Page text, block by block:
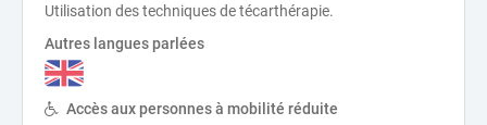
Utilisation des techniques de técarthérapie.
Autres langues parlées
Accès aux personnes à mobilité réduite